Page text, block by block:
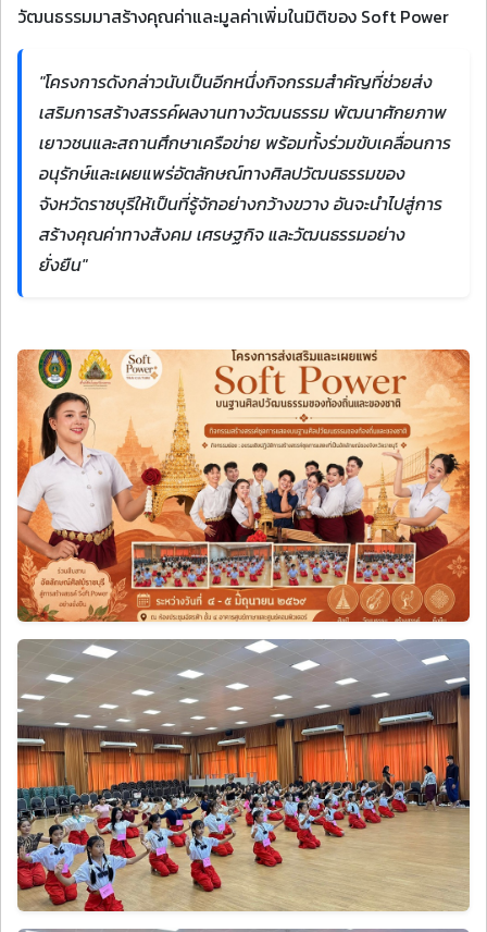
วัฒนธรรมมาสร้างคุณค่าและมูลค่าเพิ่มในมิติของ Soft Power
"โครงการดังกล่าวนับเป็นอีกหนึ่งกิจกรรมสำคัญที่ช่วยส่ง
เสริมการสร้างสรรค์ผลงานทางวัฒนธรรม พัฒนาศักยภาพ
เยาวชนและสถานศึกษาเครือข่าย พร้อมทั้งร่วมขับเคลื่อนการ
อนุรักษ์และเผยแพร่อัตลักษณ์ทางศิลปวัฒนธรรมของ
จังหวัดราชบุรีให้เป็นที่รู้จักอย่างกว้างขวาง อันจะนำไปสู่การ
สร้างคุณค่าทางสังคม เศรษฐกิจ และวัฒนธรรมอย่าง
ยั่งยืน"